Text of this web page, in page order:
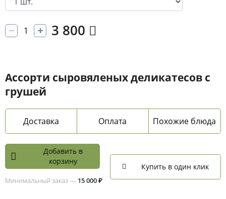
Ассорти сыровяленых деликатесов с
грушей
Доставка Оплата Похожие блюда
3 800
Добавить в
корзину
Минимальный заказ — 15 000 ₽
Купить в один клик